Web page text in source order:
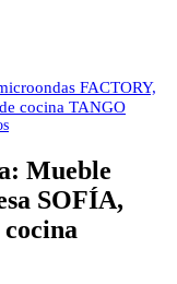
FACTORY,
cocina TANGO
Mueble
SOFÍA,